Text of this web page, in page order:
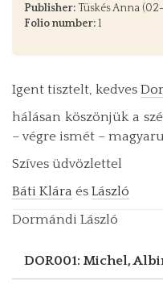
Publisher: Tüskés Anna
Folio number:1
Igent tisztelt, kedves
hálásan köszönjük a
– végre ismét –
Szíves üdvözlettel
Báti Klára és László
Dormándi László
DOR001: Michel,